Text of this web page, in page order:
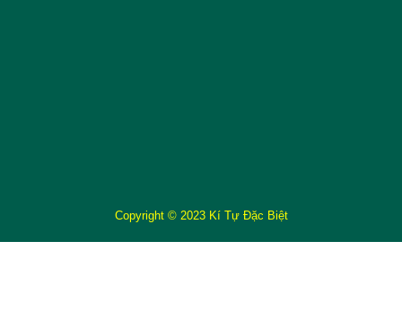
Copyright © 2023 Kí Tự Đặc Biệt